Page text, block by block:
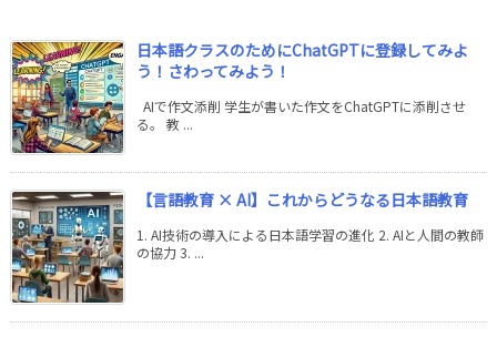
日本語クラスのためにChatGPTに登録してみよ
う！さわってみよう！
AIで作文添削 学生が書いた作文をChatGPTに添削させ
る。 教 ...
【言語教育 × AI】これからどうなる日本語教育
1. AI技術の導入による日本語学習の進化 2. AIと人間の教師
の協力 3. ...